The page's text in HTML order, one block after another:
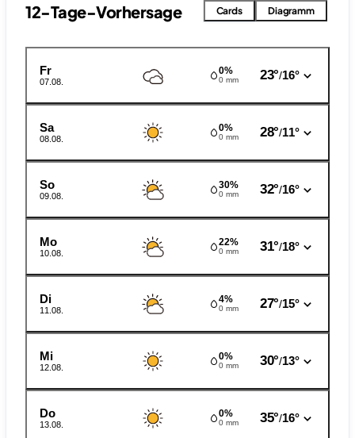
12-Tage-Vorhersage Cards Diagramm
Fr
07.08.
0%
0 mm 23°/16°
Sa
08.08.
0%
0 mm 28°/11°
So
09.08.
30%
0 mm 32°/16°
Mo
10.08.
22%
0 mm 31°/18°
Di
11.08.
4%
0 mm 27°/15°
Mi
12.08.
0%
0 mm 30°/13°
Do
13.08.
0%
0 mm 35°/16°